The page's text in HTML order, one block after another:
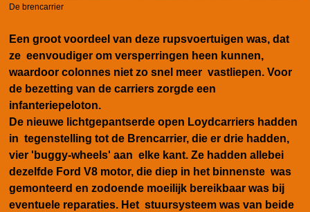
De brencarrier
Een groot voordeel van deze rupsvoertuigen was, dat
ze eenvoudiger om versperringen heen kunnen,
waardoor colonnes niet zo snel meer vastliepen. Voor
de bezetting van de carriers zorgde een
infanteriepeloton.
De nieuwe lichtgepantserde open Loydcarriers hadden
in tegenstelling tot de Brencarrier, die er drie hadden,
vier 'buggy-wheels' aan elke kant. Ze hadden allebei
dezelfde Ford V8 motor, die diep in het binnenste was
gemonteerd en zodoende moeilijk bereikbaar was bij
eventuele reparaties. Het stuursysteem was van beide